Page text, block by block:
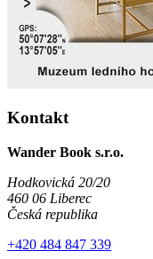
Kontakt
Wander Book s.r.o.
Hodkovická 20/20
460 06 Liberec
Česká republika
+420 484 847 339